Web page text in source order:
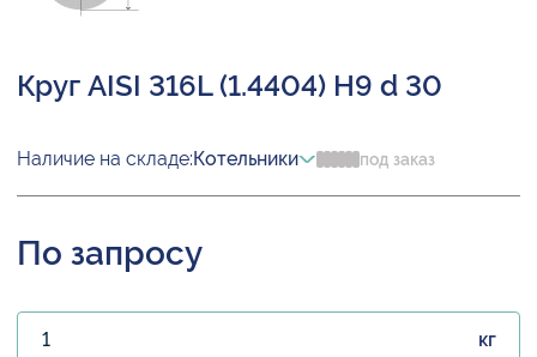
Круг AISI 316L (1.4404) H9 d 30
Наличие на складе:Котельники под заказ
По запросу
кг